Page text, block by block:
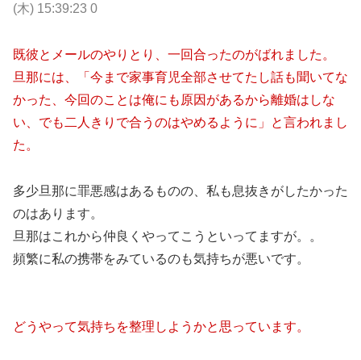
(木) 15:39:23 0
既彼とメールのやりとり、一回合ったのがばれました。
旦那には、「今まで家事育児全部させてたし話も聞いてな
かった、今回のことは俺にも原因があるから離婚はしな
い、でも二人きりで合うのはやめるように」と言われまし
た。
多少旦那に罪悪感はあるものの、私も息抜きがしたかった
のはあります。
旦那はこれから仲良くやってこうといってますが。。
頻繁に私の携帯をみているのも気持ちが悪いです。
どうやって気持ちを整理しようかと思っています。